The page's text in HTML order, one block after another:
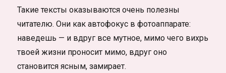
Такие тексты оказываются очень полезны
читателю. Они как автофокус в фотоаппарате:
наведешь — и вдруг все мутное, мимо чего вихрь
твоей жизни проносит мимо, вдруг оно
становится ясным, замирает.